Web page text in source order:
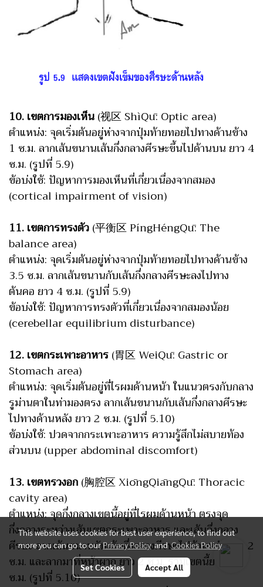
10. เขตการมองเห็น(视区 ShìQū: Optic area)
ตำแหน่ง: จุดเริ่มต้นอยู่ห่างจากปุ่มท้ายทอยไปทางด้านข้าง
1 ซ.ม. ลากเส้นขนานเส้นกึ่งกลางศีรษะขึ้นไปด้านบน ยาว 4
ซ.ม. (รูปที่ 5.9)
ข้อบ่งใช้: ปัญหาการมองเห็นที่เกี่ยวเนื่องจากสมอง
(cortical impairment of vision)
11. เขตการทรงตัว(平衡区 PíngHéngQū: The
balance area)
ตำแหน่ง: จุดเริ่มต้นอยู่ห่างจากปุ่มท้ายทอยไปทางด้านข้าง
3.5 ซ.ม. ลากเส้นขนานกับเส้นกึ่งกลางศีรษะลงไปทาง
ต้นคอ ยาว 4 ซ.ม. (รูปที่ 5.9)
ข้อบ่งใช้: ปัญหาการทรงตัวที่เกี่ยวเนื่องจากสมองน้อย
(cerebellar equilibrium disturbance)
12. เขตกระเพาะอาหาร(胃区 WeiQū: Gastric or
Stomach area)
ตำแหน่ง: จุดเริ่มต้นอยู่ที่ไรผมด้านหน้า ในแนวตรงกับกลาง
รูม่านตาในท่ามองตรง ลากเส้นขนานกับเส้นกึ่งกลางศีรษะ
ไปทางด้านหลัง ยาว 2 ซ.ม. (รูปที่ 5.10)
ข้อบ่งใช้: ปวดจากกระเพาะอาหาร ความรู้สึกไม่สบายท้อง
ส่วนบน (upper abdominal discomfort)
13. เขตทรวงอก(胸腔区 XiōngQiāngQū: Thoracic
cavity area)
ตำแหน่ง: จุดกึ่งกลางเขตนี้อยู่ที่ไรผมด้านหน้า ตรงจุด
กึ่งกลางระหว่างเส้นเขตกระเพาะอาหาร และเส้นกึ่งกลาง
ศีรษะ ลากเส้นขนานกับเส้นกึ่งกลางศีรษะไปด้านหลัง ยาว 2
ซ.ม. และลากมาที่หน้าผาก ยาว 2 ซ.ม. รวมเขตนี้ยาว 4
ซ.ม. (รูปที่ 5.10)
This website uses cookies for best user experience, to find out
more you can go to ourPrivacy PolicyandCookies Policy
Set Cookies Accept All